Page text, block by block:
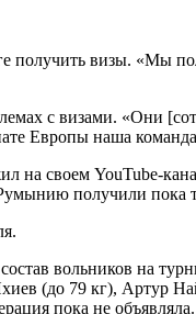
получить визы. «Мы
с визами. «Они
Европы наша
на своем YouTube-
получили
вольников на
(до 79 кг), Артур
пока не объявляла.